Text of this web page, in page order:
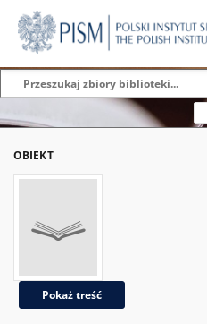
OBIEKT
Pokaż treść